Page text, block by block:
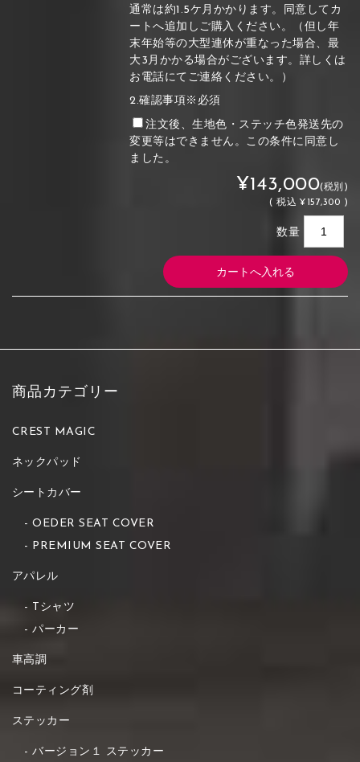
通常は約1.5ケ月かかります。同意してカ
ートへ追加しご購入ください。（但し年
末年始等の大型連休が重なった場合、最
大3月かかる場合がございます。詳しくは
お電話にてご連絡ください。）
2.確認事項※必須
注文後、生地色・ステッチ色発送先の
変更等はできません。この条件に同意し
ました。
¥143,000(税別)
(税込 ¥157,300 )
数量
商品カテゴリー
CREST MAGIC
ネックパッド
シートカバー
OEDER SEAT COVER
PREMIUM SEAT COVER
アパレル
Tシャツ
パーカー
車高調
コーティング剤
ステッカー
バージョン１ ステッカー